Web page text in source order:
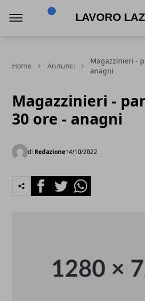
Home Annunci
Magazzinieri -
anagni
Magazzinieri -
30 ore - anagni
di Redazione14/10/2022
FacebookTwitterWhatsapp